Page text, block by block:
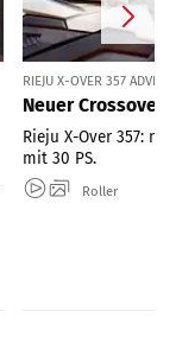
RIEJU X-OVER 357
Neuer
Rieju X-Over 357:
mit 30 PS.
Roller